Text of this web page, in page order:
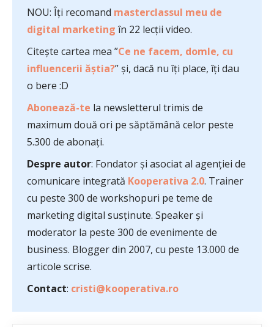
NOU: Îți recomand masterclassul meu de
digital marketing în 22 lecții video.
Citește cartea mea ”Ce ne facem, domle, cu
influencerii ăștia?” și, dacă nu îți place, îți dau
o bere :D
Abonează-te la newsletterul trimis de
maximum două ori pe săptămână celor peste
5.300 de abonați.
Despre autor: Fondator și asociat al agenției de
comunicare integrată Kooperativa 2.0. Trainer
cu peste 300 de workshopuri pe teme de
marketing digital susținute. Speaker și
moderator la peste 300 de evenimente de
business. Blogger din 2007, cu peste 13.000 de
articole scrise.
Contact: cristi@kooperativa.ro